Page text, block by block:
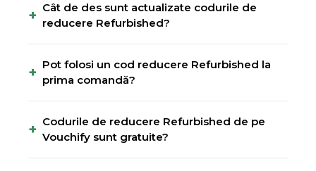
+ Cât de des sunt actualizate codurile de
reducere Refurbished?
+ Pot folosi un cod reducere Refurbished la
prima comandă?
+ Codurile de reducere Refurbished de pe
Vouchify sunt gratuite?